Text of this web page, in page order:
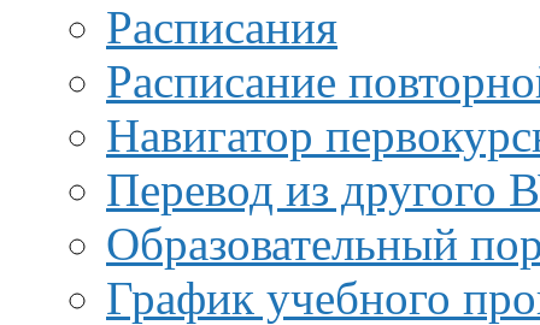
Расписания
Расписание
Навигатор
Перевод из другого
Образовательный
График учебного